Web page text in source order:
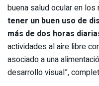
buena salud ocular en los
tener un buen uso de
más de dos horas
actividades al aire libre
asociado a una
desarrollo visual”,